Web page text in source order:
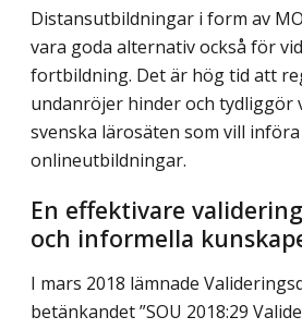
Distansutbildningar i form av
vara goda alternativ också för
fortbildning. Det är hög tid att
undanröjer hinder och tydliggör
svenska lärosäten som vill införa
onlineutbildningar.
En effektivare
och informella
I mars 2018 lämnade
betänkandet ”SOU 2018:29